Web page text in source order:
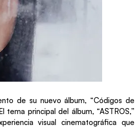
de su nuevo álbum, “Códigos de
tema principal del álbum, “ASTROS,”
visual cinematográfica que